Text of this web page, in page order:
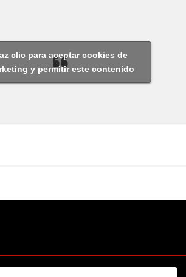
clic para aceptar cookies de
y permitir este contenido